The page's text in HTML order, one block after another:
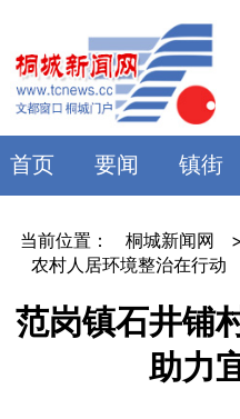
首页 要闻 镇街
当前位置： 桐城新闻网
农村人居环境整治在行动
范岗镇石井铺
助力